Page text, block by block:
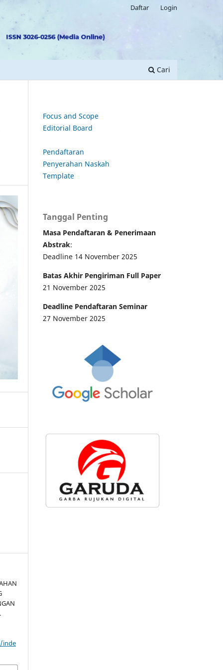
Cari
Daftar Login
inde
Focus and Scope
Editorial Board
Pendaftaran
Penyerahan Naskah
Template
Tanggal Penting
Masa Pendaftaran & Penerimaan
Abstrak:
Deadline 14 November 2025
Batas Akhir Pengiriman Full Paper
21 November 2025
Deadline Pendaftaran Seminar
27 November 2025